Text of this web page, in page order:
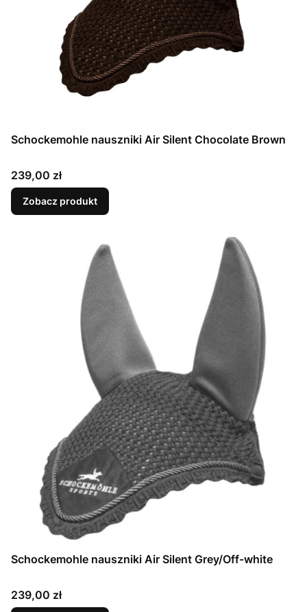
Schockemohle nauszniki Air Silent Chocolate Brown
Cena
239,00 zł
Zobacz produkt
Schockemohle nauszniki Air Silent Grey/Off-white
Cena
239,00 zł